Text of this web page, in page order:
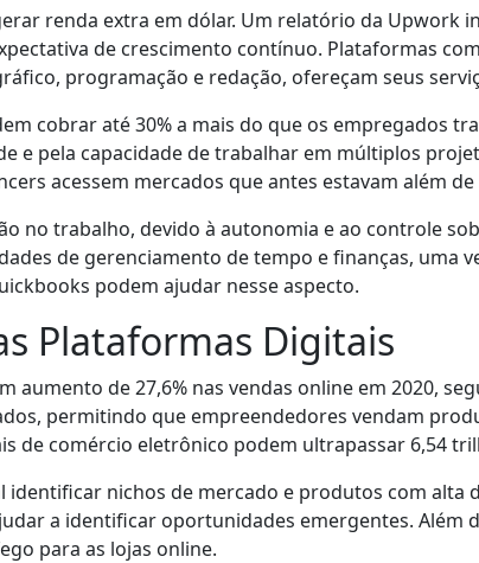
renda extra em dólar. Um relatório da Upwork
de crescimento contínuo. Plataformas
programação e redação, ofereçam seus
cobrar até 30% a mais do que os empregados
e pela capacidade de trabalhar em múltiplos
acessem mercados que antes estavam além de
no trabalho, devido à autonomia e ao controle
de gerenciamento de tempo e finanças, uma
podem ajudar nesse aspecto.
Plataformas Digitais
de 27,6% nas vendas online em 2020,
permitindo que empreendedores vendam
de comércio eletrônico podem ultrapassar 6,54
nichos de mercado e produtos com alta
a identificar oportunidades emergentes. Além
para as lojas online.